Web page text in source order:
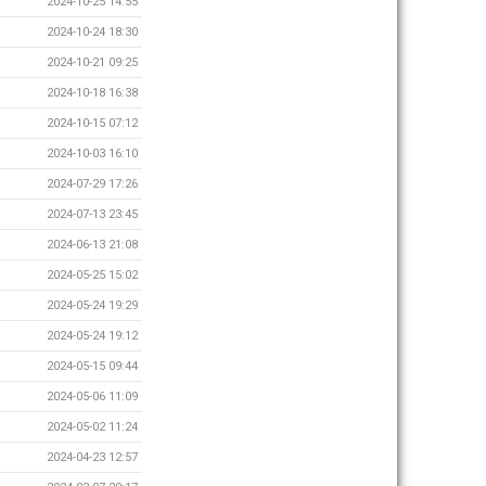
2024-10-24 18:30
2024-10-21 09:25
2024-10-18 16:38
2024-10-15 07:12
2024-10-03 16:10
2024-07-29 17:26
2024-07-13 23:45
2024-06-13 21:08
2024-05-25 15:02
2024-05-24 19:29
2024-05-24 19:12
2024-05-15 09:44
2024-05-06 11:09
2024-05-02 11:24
2024-04-23 12:57